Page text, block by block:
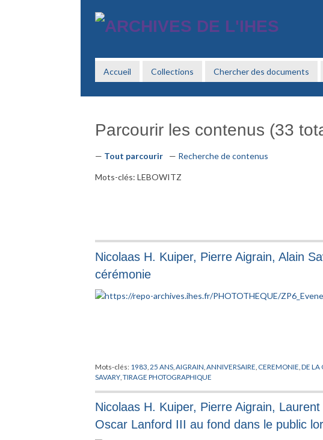
Accueil Collections Chercher des documents
Parcourir les contenus (33
Tout parcourir Recherche de contenus
Mots-clés: LEBOWITZ
Nicolaas H. Kuiper, Pierre Aigrain, Alain
cérémonie
Mots-clés: 1983 25 ANS AIGRAIN ANNIVERSAIRE CEREMONIE ,DE LA
SAVARY ,TIRAGE PHOTOGRAPHIQUE
Nicolaas H. Kuiper, Pierre Aigrain,
Oscar Lanford III au fond dans le public